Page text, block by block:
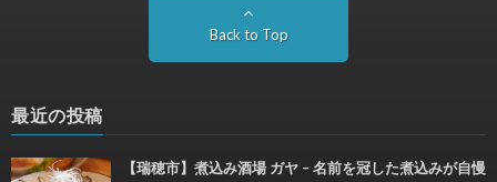
Back to Top
最近の投稿
【瑞穂市】煮込み酒場 ガヤ – 名前を冠した煮込みが自慢